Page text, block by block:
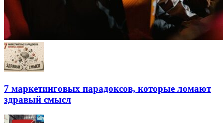
7 маркетинговых парадоксов, которые ломают
здравый смысл